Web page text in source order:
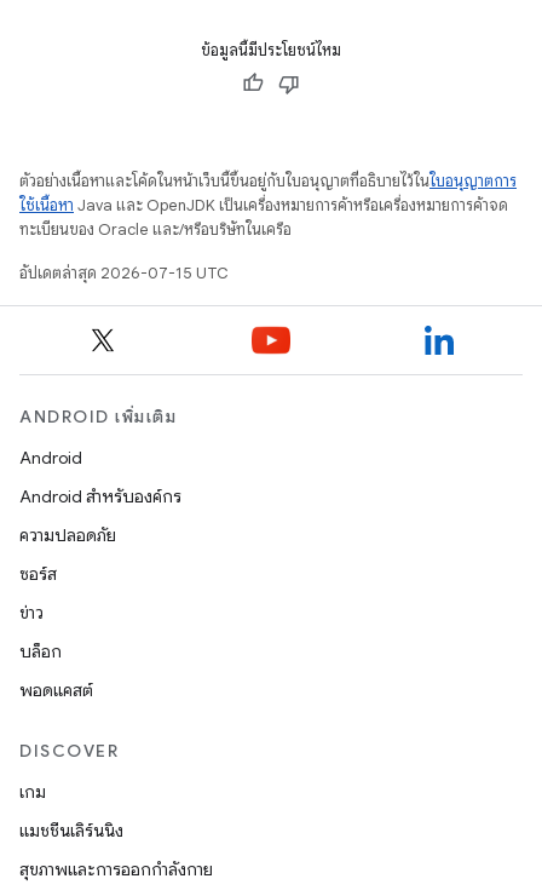
ข้อมูลนี้มีประโยชน์ไหม
ตัวอย่างเนื้อหาและโค้ดในหน้าเว็บนี้ขึ้นอยู่กับใบอนุญาตที่อธิบายไว้ในใบอนุญาตการ
ใช้เนื้อหา Java และ OpenJDK เป็นเครื่องหมายการค้าหรือเครื่องหมายการค้าจด
ทะเบียนของ Oracle และ/หรือบริษัทในเครือ
อัปเดตล่าสุด 2026-07-15 UTC
ANDROID เพิ่มเติม
Android
Android สำหรับองค์กร
ความปลอดภัย
ซอร์ส
ข่าว
บล็อก
พอดแคสต์
DISCOVER
เกม
แมชชีนเลิร์นนิง
สุขภาพและการออกกำลังกาย